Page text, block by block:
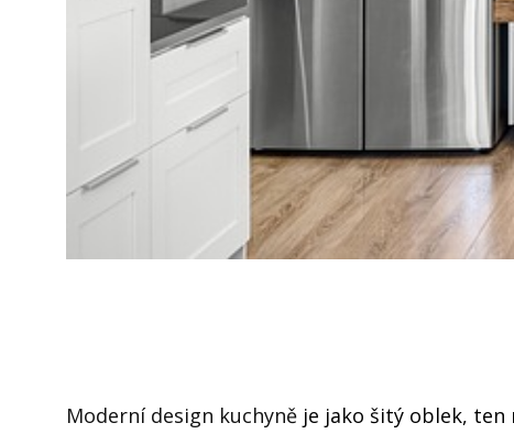
Moderní design kuchyně je jako šitý oblek,